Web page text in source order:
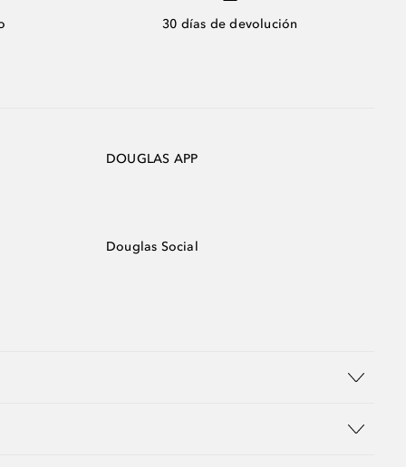
30 días de devolución
DOUGLAS APP
Douglas Social